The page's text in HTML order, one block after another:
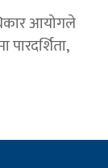
आयोगले
पारदर्शिता,